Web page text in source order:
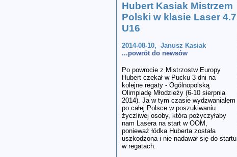
Hubert Kasiak Mistrzem
Polski w klasie Laser 4.7
U16
2014-08-10, Janusz Kasiak
...powrót do newsów
Po powrocie z Mistrzostw Europy
Hubert czekał w Pucku 3 dni na
kolejne regaty - Ogólnopolską
Olimpiadę Młodzieży (6-10 sierpnia
2014). Ja w tym czasie wydzwaniałem
po całej Polsce w poszukiwaniu
życzliwej osoby, która pożyczyłaby
nam Lasera na start w OOM,
ponieważ łódka Huberta została
uszkodzona i nie nadawał się do startu
w regatach.